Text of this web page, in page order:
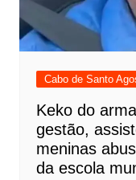
Cabo de Santo
Keko do
gestão,
meninas
da escola